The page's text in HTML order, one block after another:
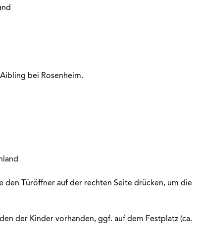
bei Rosenheim.
den Türöffner auf der rechten Seite drücken, um die
der Kinder vorhanden, ggf. auf dem Festplatz (ca.